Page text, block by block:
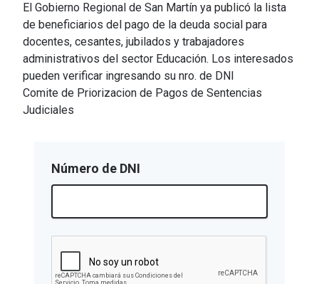
El Gobierno Regional de San Martín ya publicó la lista
de beneficiarios del pago de la deuda social para
docentes, cesantes, jubilados y trabajadores
administrativos del sector Educación. Los interesados
pueden verificar ingresando su nro. de DNI
Comite de Priorizacion de Pagos de Sentencias
Judiciales
Número de DNI